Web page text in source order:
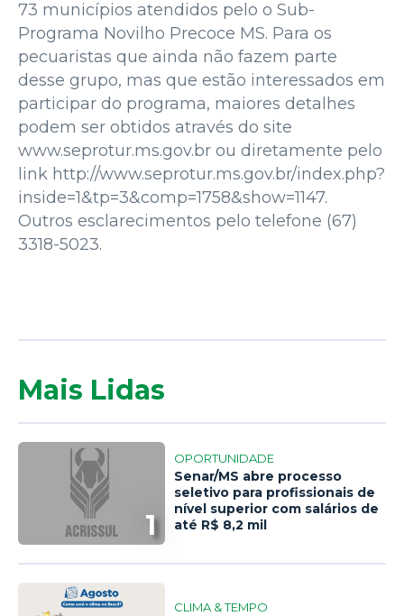
73 municípios atendidos pelo o Sub-
Programa Novilho Precoce MS. Para os
pecuaristas que ainda não fazem parte
desse grupo, mas que estão interessados em
participar do programa, maiores detalhes
podem ser obtidos através do site
www.seprotur.ms.gov.br ou diretamente pelo
link http://www.seprotur.ms.gov.br/index.php?
inside=1&tp=3&comp=1758&show=1147.
Outros esclarecimentos pelo telefone (67)
3318-5023.
Mais Lidas
1
OPORTUNIDADE
Senar/MS abre processo
seletivo para profissionais de
nível superior com salários de
até R$ 8,2 mil
CLIMA & TEMPO